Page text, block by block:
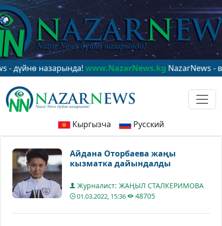
назарында!www.NazarNews.kgNazarNews - в
Кыргызча Русский
Айдана Оторбаева жаңы
кызматка дайындалды
Журналист: ЖАҢЫЛ СТАЛКЕРИМОВА
01.03.2022, 15:36 48705